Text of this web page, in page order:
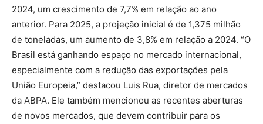
2024, um crescimento de 7,7% em relação ao ano
anterior. Para 2025, a projeção inicial é de 1,375 milhão
de toneladas, um aumento de 3,8% em relação a 2024. “O
Brasil está ganhando espaço no mercado internacional,
especialmente com a redução das exportações pela
União Europeia,” destacou Luis Rua, diretor de mercados
da ABPA. Ele também mencionou as recentes aberturas
de novos mercados, que devem contribuir para os